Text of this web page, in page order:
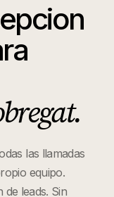
.
las llamadas
equipo.
de leads. Sin